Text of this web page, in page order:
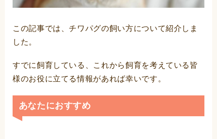
この記事では、チワパグの飼い方について紹介しま
した。
すでに飼育している、これから飼育を考えている皆
様のお役に立てる情報があれば幸いです。
あなたにおすすめ